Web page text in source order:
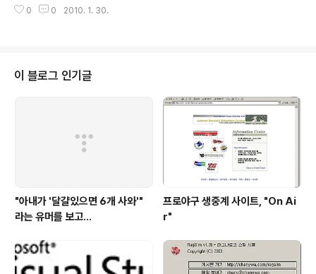
아랫층에 있는 유럽GSM 팀의 장비를 빌려쓰는 수 밖에 없다. 그동안 그곳의 장
아쉬운 소리를 해야하는건 참 싫다. 그 장비는 우리 회사의 공동자산이긴 하지
만, 자기것처럼 관리하고 사용하는 사람들은 분명히 있고, 그래서 나는 빌려쓰
0 0 2010. 1. 30.
이 블로그 인기글
"아내가 '달걀있으면 6개 사와'"
라는 유머를 보고...
프로야구 생중계 사이트, "On Ai
r"